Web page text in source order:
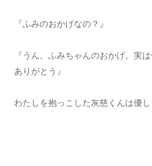
『ふみのおかげなの？』
『うん。ふみちゃんのおかげ。実
ありがとう』
わたしを抱っこした灰慈くんは優し